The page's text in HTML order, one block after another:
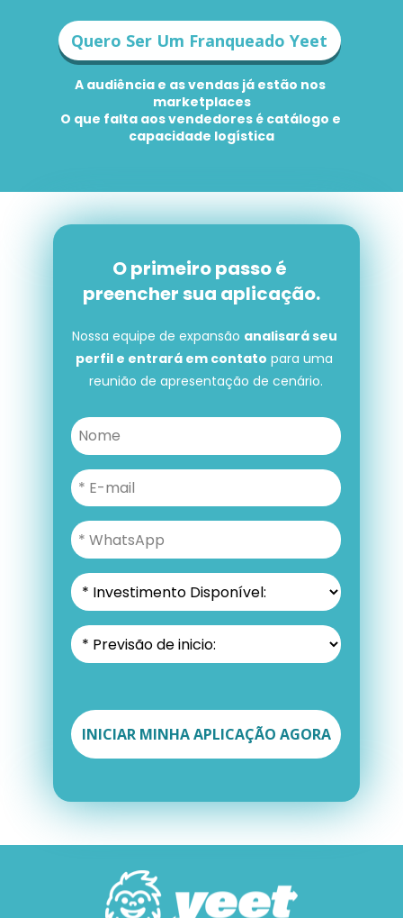
A audiência e as vendas já estão nos
marketplaces
O que falta aos vendedores é catálogo e
capacidade logística
Quero Ser Um Franqueado Yeet
O primeiro passo é
preencher sua aplicação.
O primeiro passo é preencher
sua aplicação.
Nossa equipe de expansão analisará seu
perfil e entrará em contato para uma
reunião de apresentação de cenário.
INICIAR MINHA APLICAÇÃO AGORA